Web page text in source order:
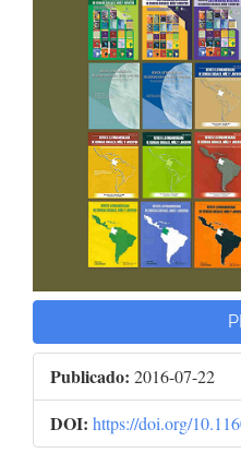
Publicado: 2016-07-22
DOI: https://doi.org/